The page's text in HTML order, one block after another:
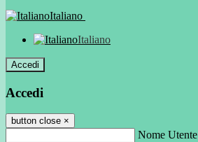
Italiano
Italiano
Accedi
Accedi
button close ×
Nome Utente